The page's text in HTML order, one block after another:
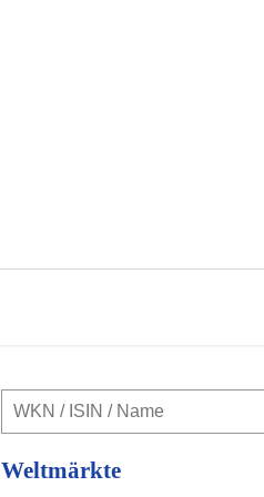
Weltmärkte